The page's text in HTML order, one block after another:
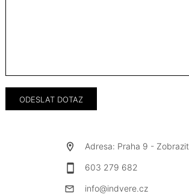
Adresa: Praha 9 - Zobrazit
603 279 682
info@indvere.cz